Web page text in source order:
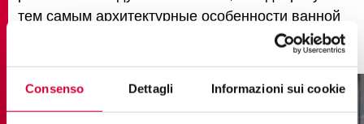
Consenso Dettagli Informazioni sui cookie
тем самым архитектурные особенности ванной